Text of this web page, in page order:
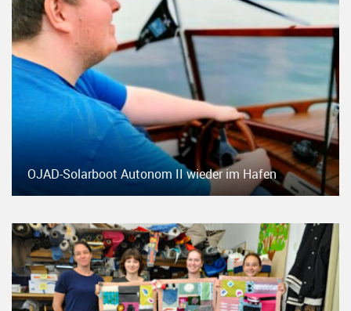
OJAD-Solarboot Autonom II wieder im Hafen